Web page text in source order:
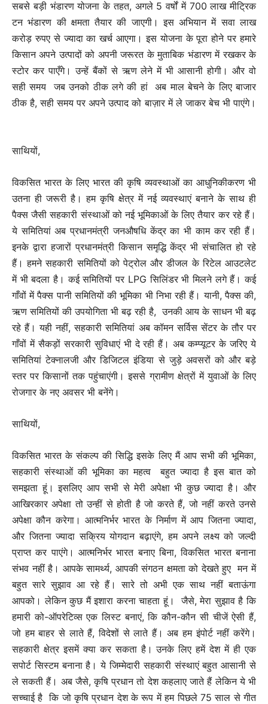
सबसे बड़ी भंडारण योजना के तहत, अगले 5 वर्षों में 700 लाख मीट्रिक
टन भंडारण की क्षमता तैयार की जाएगी। इस अभियान में सवा लाख
करोड़ रुपए से ज्यादा का खर्च आएगा। इस योजना के पूरा होने पर हमारे
किसान अपने उत्पादों को अपनी जरूरत के मुताबिक भंडारण में रखकर के
स्टोर कर पाएँगे। उन्हें बैंकों से ऋण लेने में भी आसानी होगी। और वो
सही समय जब उनको ठीक लगे की हां अब माल बेचने के लिए बाजार
ठीक है, सही समय पर अपने उत्पाद को बाज़ार में ले जाकर बेच भी पाएंगे।
साथियों,
विकसित भारत के लिए भारत की कृषि व्यवस्थाओं का आधुनिकीकरण भी
उतना ही जरूरी है। हम कृषि क्षेत्र में नई व्यवस्थाएं बनाने के साथ ही
पैक्स जैसी सहकारी संस्थाओं को नई भूमिकाओं के लिए तैयार कर रहे हैं।
ये समितियां अब प्रधानमंत्री जनऔषधि केंद्र का भी काम कर रही हैं।
इनके द्वारा हजारों प्रधानमंत्री किसान समृद्धि केंद्र भी संचालित हो रहे
हैं। हमने सहकारी समितियों को पेट्रोल और डीजल के रिटेल आउटलेट
में भी बदला है। कई समितियों पर LPG सिलिंडर भी मिलने लगे हैं। कई
गाँवों में पैक्स पानी समितियों की भूमिका भी निभा रही हैं। यानी, पैक्स की,
ऋण समितियों की उपयोगिता भी बढ़ रही है, उनकी आय के साधन भी बढ़
रहे हैं। यही नहीं, सहकारी समितियां अब कॉमन सर्विस सेंटर के तौर पर
गाँवों में सैकड़ों सरकारी सुविधाएं भी दे रही हैं। अब कम्प्यूटर के जरिए ये
समितियां टेक्नालजी और डिजिटल इंडिया से जुड़े अवसरों को और बड़े
स्तर पर किसानों तक पहुंचाएंगी। इससे ग्रामीण क्षेत्रों में युवाओं के लिए
रोजगार के नए अवसर भी बनेंगे।
साथियों,
विकसित भारत के संकल्प की सिद्धि इसके लिए मैं आप सभी की भूमिका,
सहकारी संस्थाओं की भूमिका का महत्व बहुत ज्यादा है इस बात को
समझता हूं। इसलिए आप सभी से मेरी अपेक्षा भी कुछ ज्यादा है। और
आखिरकार अपेक्षा तो उन्हीं से होती है जो करते हैं, जो नहीं करते उनसे
अपेक्षा कौन करेगा। आत्मनिर्भर भारत के निर्माण में आप जितना ज्यादा,
और जितना ज्यादा सक्रिय योगदान बढ़ाएंगे, हम अपने लक्ष्य को जल्दी
प्राप्त कर पाएंगे। आत्मनिर्भर भारत बनाए बिना, विकसित भारत बनाना
संभव नहीं है। आपके सामर्थ्य, आपकी संगठन क्षमता को देखते हुए मन में
बहुत सारे सुझाव आ रहे हैं। सारे तो अभी एक साथ नहीं बताऊंगा
आपको। लेकिन कुछ मैं इशारा करना चाहता हूं। जैसे, मेरा सुझाव है कि
हमारी को-ऑपरेटिव्स एक लिस्ट बनाएं, कि कौन-कौन सी चीजें ऐसी हैं,
जो हम बाहर से लाते हैं, विदेशों से लाते हैं। अब हम इंपोर्ट नहीं करेंगे।
सहकारी क्षेत्र इसमें क्या कर सकता है। उनके लिए हमें देश में ही एक
सपोर्ट सिस्टम बनाना है। ये जिम्मेदारी सहकारी संस्थाएं बहुत आसानी से
ले सकती हैं। अब जैसे, कृषि प्रधान तो देश कहलाए जाते हैं लेकिन ये भी
सच्चाई है कि जो कृषि प्रधान देश के रूप में हम पिछले 75 साल से गीत